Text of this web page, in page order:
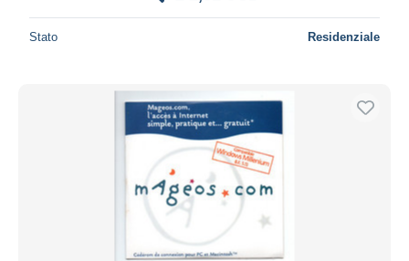
Stato Residenziale